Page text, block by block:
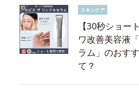
スキンケア
【30秒ショー
ワ改善美容液
ラム」のおす
て？